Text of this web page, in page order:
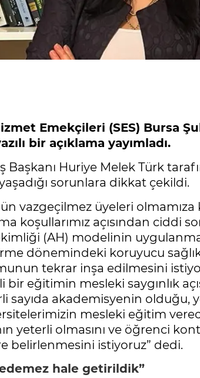
Emekçileri (SES) Bursa
bir açıklama yayımladı.
Başkanı Huriye Melek Türk
sorunlara dikkat çekildi.
vazgeçilmez üyeleri olmamıza
koşullarımız açısından ciddi
(AH) modelinin
dönemindeki koruyucu
tekrar inşa edilmesini
bir eğitimin mesleki saygınlık
sayıda akademisyenin olduğu,
mesleki eğitim
yeterli olmasını ve öğrenci
belirlenmesini istiyoruz” dedi.
hale getirildik”